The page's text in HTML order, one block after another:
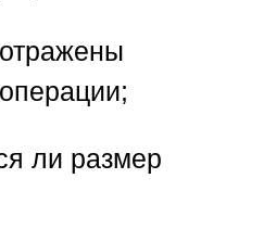
ли размер